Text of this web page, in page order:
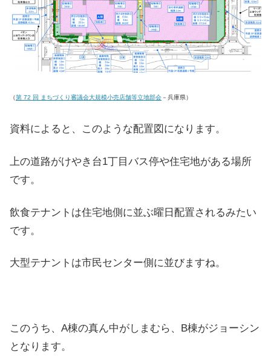
（第 72 回 まちづくり審議会大規模小売店舗等立地部会 －兵庫県）
資料によると、このような配置図になります。
上の道路がけやき台1丁目バス停や住宅地がある場所
です。
飲食テナントは住宅地側に並ぶ曜日配置されるみたい
です。
大型テナントは市民センター側に並びますね。
このうち、A棟の真ん中がしまむら、B棟がジョーシン
となります。